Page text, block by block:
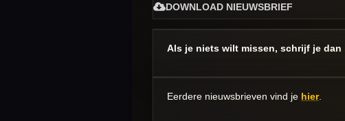
DOWNLOAD NIEUWSBRIEF
Als je niets wilt missen, schrijf je
Eerdere nieuwsbrieven vind je hier.